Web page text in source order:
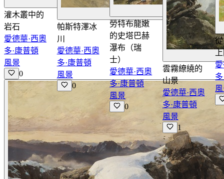
查看詳情
灌木叢中的
岩石
愛德華·西奧
多·康普頓
風景
0
查看詳情
帕斯特澤冰
川
愛德華·西奧
多·康普頓
風景
0
勞特布龍嫩
的史塔巴赫
瀑布（瑞
士）
愛德華·西奧
多·康普頓
風景
0
雲霧繚繞的
山景
愛德華·西奧
多·康普頓
風景
1